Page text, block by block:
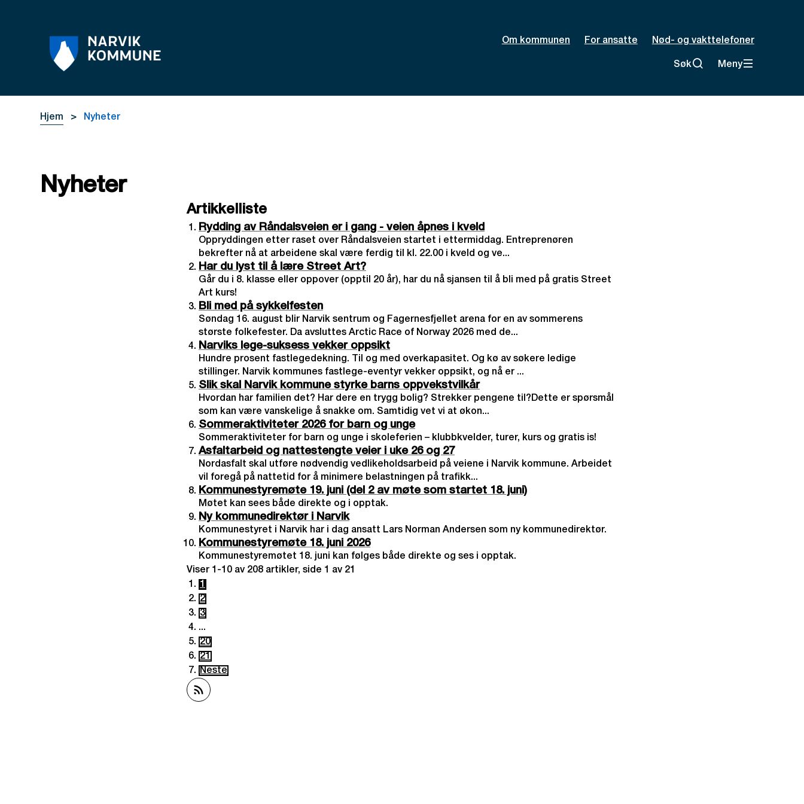
Om kommunen For ansatte Nød- og vakttelefoner
Søk Meny
Du er her:
Hjem Nyheter
Nyheter
Artikkelliste
Rydding av Råndalsveien er i gang - veien åpnes i kveld
Oppryddingen etter raset over Råndalsveien startet i ettermiddag. Entreprenøren
bekrefter nå at arbeidene skal være ferdig til kl. 22.00 i kveld og ve...
Har du lyst til å lære Street Art?
Går du i 8. klasse eller oppover (opptil 20 år), har du nå sjansen til å bli med på gratis Street
Art kurs!
Bli med på sykkelfesten
Søndag 16. august blir Narvik sentrum og Fagernesfjellet arena for en av sommerens
største folkefester. Da avsluttes Arctic Race of Norway 2026 med de...
Narviks lege-suksess vekker oppsikt
Hundre prosent fastlegedekning. Til og med overkapasitet. Og kø av søkere ledige
stillinger. Narvik kommunes fastlege-eventyr vekker oppsikt, og nå er ...
Slik skal Narvik kommune styrke barns oppvekstvilkår
Hvordan har familien det? Har dere en trygg bolig? Strekker pengene til?Dette er spørsmål
som kan være vanskelige å snakke om. Samtidig vet vi at økon...
Sommeraktiviteter 2026 for barn og unge
Sommeraktiviteter for barn og unge i skoleferien – klubbkvelder, turer, kurs og gratis is!
Asfaltarbeid og nattestengte veier i uke 26 og 27
Nordasfalt skal utføre nødvendig vedlikeholdsarbeid på veiene i Narvik kommune. Arbeidet
vil foregå på nattetid for å minimere belastningen på trafikk...
Kommunestyremøte 19. juni (del 2 av møte som startet 18. juni)
Møtet kan sees både direkte og i opptak.
Ny kommunedirektør i Narvik
Kommunestyret i Narvik har i dag ansatt Lars Norman Andersen som ny kommunedirektør.
Kommunestyremøte 18. juni 2026
Kommunestyremøtet 18. juni kan følges både direkte og ses i opptak.
Viser 1-10 av 208 artikler, side 1 av 21
1
2
3
...
20
21
Neste